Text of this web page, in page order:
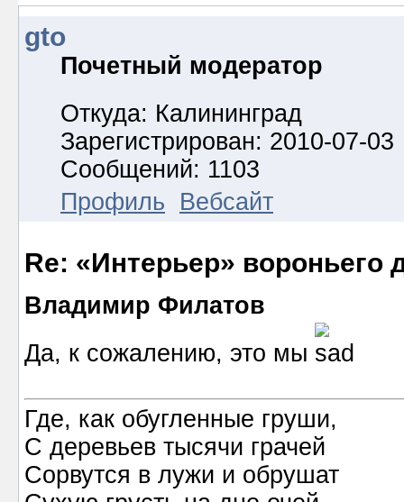
gto
Почетный модератор
Откуда: Калининград
Зарегистрирован: 2010-07-03
Сообщений: 1103
Профиль
Вебсайт
Re: «Интерьер» вороньего
Владимир Филатов
Да, к сожалению, это мы
Где, как обугленные груши,
С деревьев тысячи грачей
Сорвутся в лужи и обрушат